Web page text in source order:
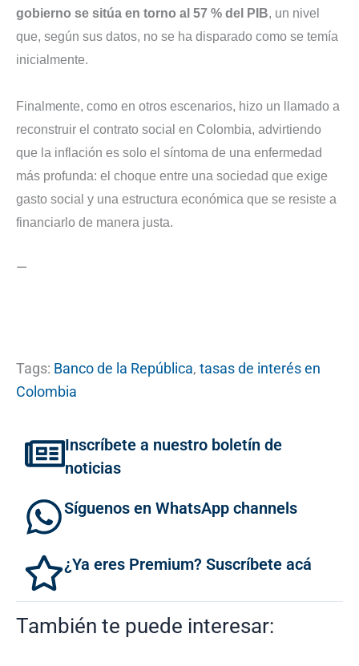
gobierno se sitúa en torno al 57 % del PIB, un nivel
que, según sus datos, no se ha disparado como se temía
inicialmente.
Finalmente, como en otros escenarios, hizo un llamado a
reconstruir el contrato social en Colombia, advirtiendo
que la inflación es solo el síntoma de una enfermedad
más profunda: el choque entre una sociedad que exige
gasto social y una estructura económica que se resiste a
financiarlo de manera justa.
—
Tags: Banco de la República, tasas de interés en
Colombia
Inscríbete a nuestro boletín de
noticias
Síguenos en WhatsApp channels
¿Ya eres Premium? Suscríbete acá
También te puede interesar: